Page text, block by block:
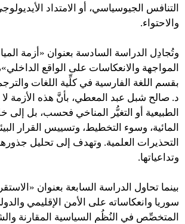
التنافس الجيوسياسي، أو الامتداد
والاحتواء.
وتُجادِل الدراسة السادسة بعنوان «أزمة
المواجهة والانعكاسات على الواقع
بقسم اللغة الفارسية في كلِّية اللغات
د. صالح شبل عبد المعطي، بأنَّ هذه الأزمة لا
الطبيعية أو التغيُّر المناخي فحسب، بل
المائية، وسوء التخطيط، وتسييس القرار
التحذيرات العلمية. وتهدف إلى تحليل
وتداعياتها.
بينما تحاول الدراسة السابعة بعنوان
سوريا وانعكاساته على الأمن الإقليمي
المتخصِّص في النُظُم السياسية المقارنة